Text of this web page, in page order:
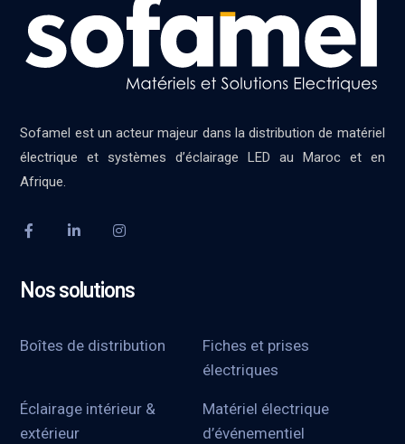
Sofamel est un acteur majeur dans la distribution de matériel
électrique et systèmes d’éclairage LED au Maroc et en
Afrique.
Nos solutions
Boîtes de distribution
Fiches et prises
électriques
Éclairage intérieur &
extérieur
Matériel électrique
d’événementiel